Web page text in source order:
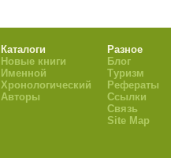
Каталоги
Новые книги
Именной
Хронологический
Авторы
Разное
Блог
Туризм
Рефераты
Ссылки
Связь
Site Map